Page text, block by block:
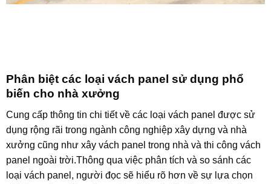
Phân biệt các loại vách panel sử dụng phổ
biến cho nhà xưởng
Cung cấp thông tin chi tiết về các loại vách panel được sử
dụng rộng rãi trong ngành công nghiệp xây dựng và nhà
xưởng cũng như xây vách panel trong nhà và thi công vách
panel ngoài trời.Thông qua việc phân tích và so sánh các
loại vách panel, người đọc sẽ hiểu rõ hơn về sự lựa chọn